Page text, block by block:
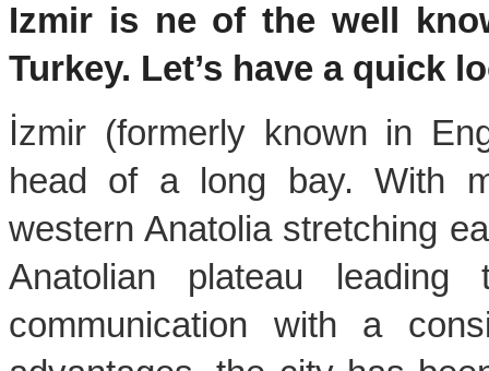
Izmir is ne of the well
Turkey. Let’s have a quick
İzmir (formerly known in
head of a long bay. With
western Anatolia stretching
Anatolian plateau
communication with a